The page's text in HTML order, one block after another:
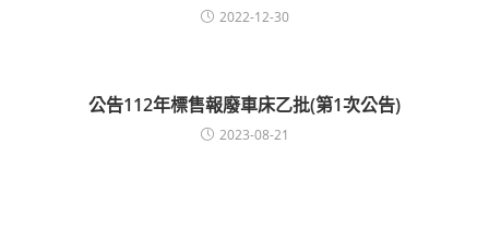
2022-12-30
公告112年標售報廢車床乙批(第1次公告)
2023-08-21